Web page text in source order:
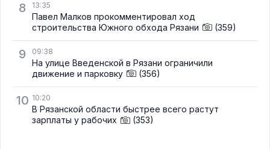
8 13:35
Павел Малков прокомментировал ход
строительства Южного обхода Рязани
(359)
9 09:38
На улице Введенской в Рязани ограничили
движение и парковку
(356)
10 10:20
В Рязанской области быстрее всего растут
зарплаты у рабочих
(353)